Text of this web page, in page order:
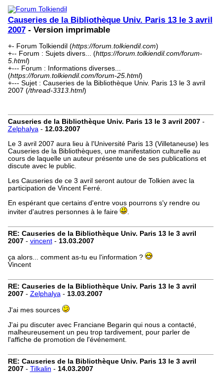
Causeries de la Bibliothèque Univ. Paris 13 le 3 avril
2007- Version imprimable
+- Forum Tolkiendil (https://forum.tolkiendil.com)
+-- Forum : Sujets divers... (https://forum.tolkiendil.com/forum-
5.html)
+--- Forum : Informations diverses...
(https://forum.tolkiendil.com/forum-25.html)
+--- Sujet : Causeries de la Bibliothèque Univ. Paris 13 le 3 avril
2007 (/thread-3313.html)
Causeries de la Bibliothèque Univ. Paris 13 le 3 avril 2007-
Zelphalya- 12.03.2007
Le 3 avril 2007 aura lieu à l'Université Paris 13 (Villetaneuse) les
Causeries de la Bibliothèques, une manifestation culturelle au
cours de laquelle un auteur présente une de ses publications et
discute avec le public.
Les Causeries de ce 3 avril seront autour de Tolkien avec la
participation de Vincent Ferré.
En espérant que certains d'entre vous pourrons s'y rendre ou
inviter d'autres personnes à le faire
.
RE: Causeries de la Bibliothèque Univ. Paris 13 le 3 avril
2007- vincent- 13.03.2007
ça alors... comment as-tu eu l'information ?
Vincent
RE: Causeries de la Bibliothèque Univ. Paris 13 le 3 avril
2007- Zelphalya- 13.03.2007
J'ai mes sources
J'ai pu discuter avec Franciane Begarin qui nous a contacté,
malheureusement un peu trop tardivement, pour parler de
l'affiche de promotion de l'événement.
RE: Causeries de la Bibliothèque Univ. Paris 13 le 3 avril
2007- Tilkalin - 14.03.2007